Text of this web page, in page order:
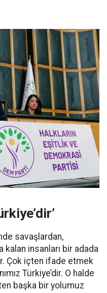
savaşlardan,
kalan insanları bir adada
Çok içten ifade etmek
Türkiye’dir. O halde
başka bir yolumuz